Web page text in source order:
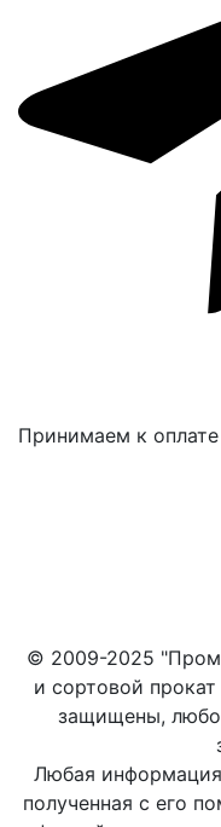
Принимаем к
© 2009-2025
и сортовой
защищены,
Любая
полученная с его